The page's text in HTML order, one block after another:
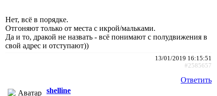
Нет, всё в порядке.
Отгоняют только от места с икрой/мальками.
Да и то, дракой не назвать - всё понимают с полудвижения в
свой адрес и отступают))
13/01/2019 16:15:51
#2585657
Ответить
shelline